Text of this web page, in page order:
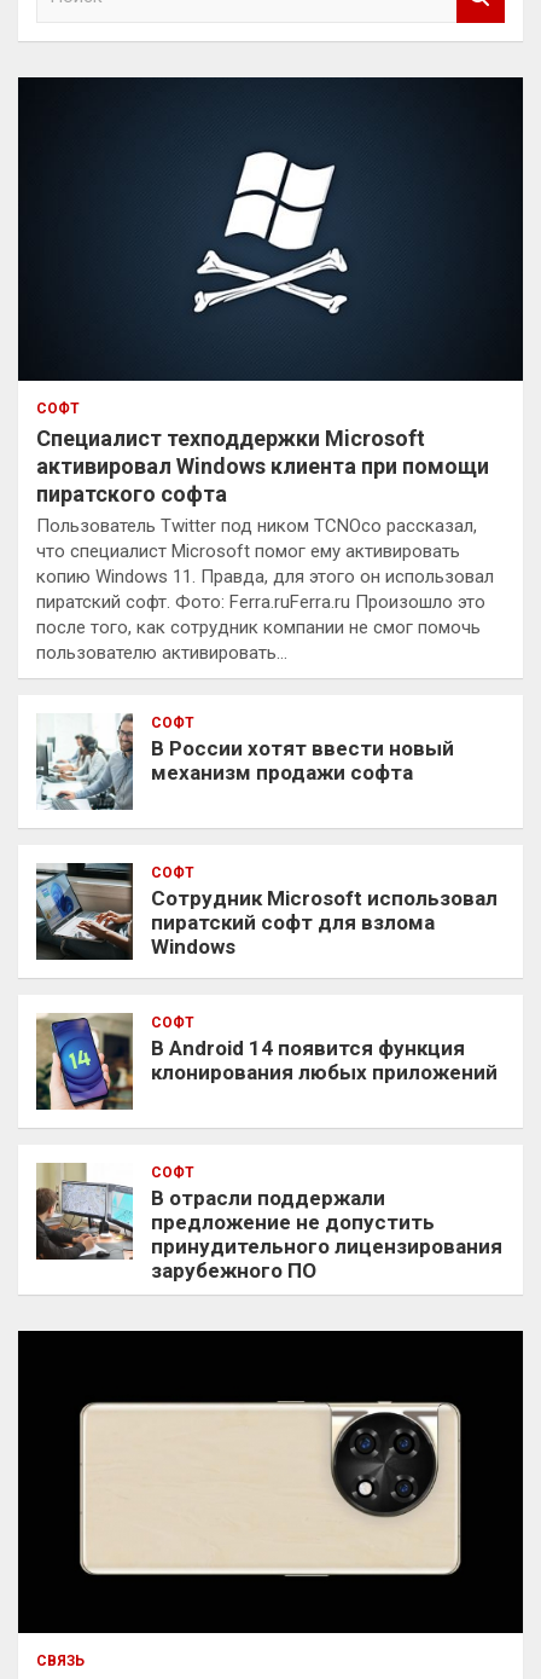
к
СОФТ
Специалист техподдержки Microsoft
активировал Windows клиента при помощи
пиратского софта
Пользователь Twitter под ником TCNOco рассказал,
что специалист Microsoft помог ему активировать
копию Windows 11. Правда, для этого он использовал
пиратский софт. Фото: Ferra.ruFerra.ru Произошло это
после того, как сотрудник компании не смог помочь
пользователю активировать…
СОФТ
В России хотят ввести новый
механизм продажи софта
СОФТ
Сотрудник Microsoft использовал
пиратский софт для взлома
Windows
СОФТ
В Android 14 появится функция
клонирования любых приложений
СОФТ
В отрасли поддержали
предложение не допустить
принудительного лицензирования
зарубежного ПО
СВЯЗЬ